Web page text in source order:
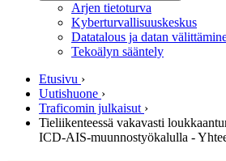
Arjen tietoturva
Kyberturvallisuuskeskus
Datatalous ja datan
Tekoälyn sääntely
Etusivu ›
Uutishuone ›
Traficomin julkaisut ›
Tieliikenteessä vakavasti
ICD-AIS-muunnostyökalulla -